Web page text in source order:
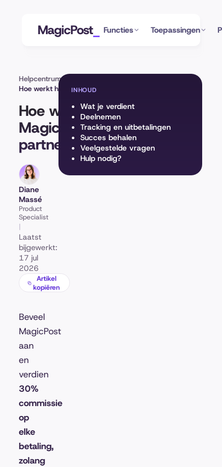
MagicPost Functies Toepassingen
Helpcentrum
Hoe werkt het MagicPost-partnerprogramma?
Hoe werkt het
MagicPost-
partnerprogramma?
Diane
Massé
Product
Specialist
|
Laatst
bijgewerkt:
17 jul
2026
Artikel
kopiëren
Beveel
MagicPost
aan
en
verdien
30%
commissie
op
elke
betaling,
zolang
INHOUD
Wat je verdient
Deelnemen
Tracking en uitbetalingen
Succes behalen
Veelgestelde vragen
Hulp nodig?